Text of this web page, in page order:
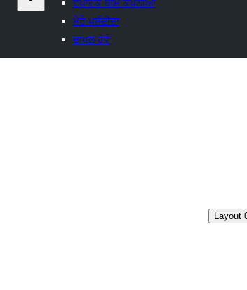
ਵਪਾਰਕ ਥੀਮ ਕੰਪਨੀਆਂ
ਮੇਰੇ ਪਸੰਦੀਦਾ
ਦਾਖਲ ਹੋਵੋ
Layout